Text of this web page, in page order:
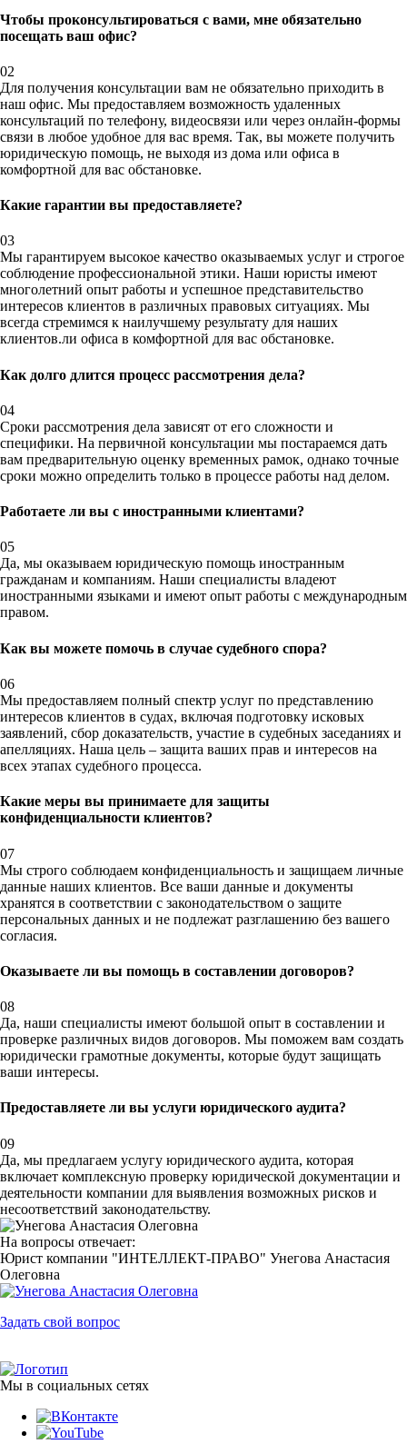
Чтобы проконсультироваться с вами, мне обязательно
посещать ваш офис?
02
Для получения консультации вам не обязательно приходить в
наш офис. Мы предоставляем возможность удаленных
консультаций по телефону, видеосвязи или через онлайн-формы
связи в любое удобное для вас время. Так, вы можете получить
юридическую помощь, не выходя из дома или офиса в
комфортной для вас обстановке.
Какие гарантии вы предоставляете?
03
Мы гарантируем высокое качество оказываемых услуг и строгое
соблюдение профессиональной этики. Наши юристы имеют
многолетний опыт работы и успешное представительство
интересов клиентов в различных правовых ситуациях. Мы
всегда стремимся к наилучшему результату для наших
клиентов.ли офиса в комфортной для вас обстановке.
Как долго длится процесс рассмотрения дела?
04
Сроки рассмотрения дела зависят от его сложности и
специфики. На первичной консультации мы постараемся дать
вам предварительную оценку временных рамок, однако точные
сроки можно определить только в процессе работы над делом.
Работаете ли вы с иностранными клиентами?
05
Да, мы оказываем юридическую помощь иностранным
гражданам и компаниям. Наши специалисты владеют
иностранными языками и имеют опыт работы с международным
правом.
Как вы можете помочь в случае судебного спора?
06
Мы предоставляем полный спектр услуг по представлению
интересов клиентов в судах, включая подготовку исковых
заявлений, сбор доказательств, участие в судебных заседаниях и
апелляциях. Наша цель – защита ваших прав и интересов на
всех этапах судебного процесса.
Какие меры вы принимаете для защиты
конфиденциальности клиентов?
07
Мы строго соблюдаем конфиденциальность и защищаем личные
данные наших клиентов. Все ваши данные и документы
хранятся в соответствии с законодательством о защите
персональных данных и не подлежат разглашению без вашего
согласия.
Оказываете ли вы помощь в составлении договоров?
08
Да, наши специалисты имеют большой опыт в составлении и
проверке различных видов договоров. Мы поможем вам создать
юридически грамотные документы, которые будут защищать
ваши интересы.
Предоставляете ли вы услуги юридического аудита?
09
Да, мы предлагаем услугу юридического аудита, которая
включает комплексную проверку юридической документации и
деятельности компании для выявления возможных рисков и
несоответствий законодательству.
На вопросы отвечает:
Юрист компании "ИНТЕЛЛЕКТ-ПРАВО" Унегова Анастасия
Олеговна
Задать свой вопрос
Мы в социальных сетях